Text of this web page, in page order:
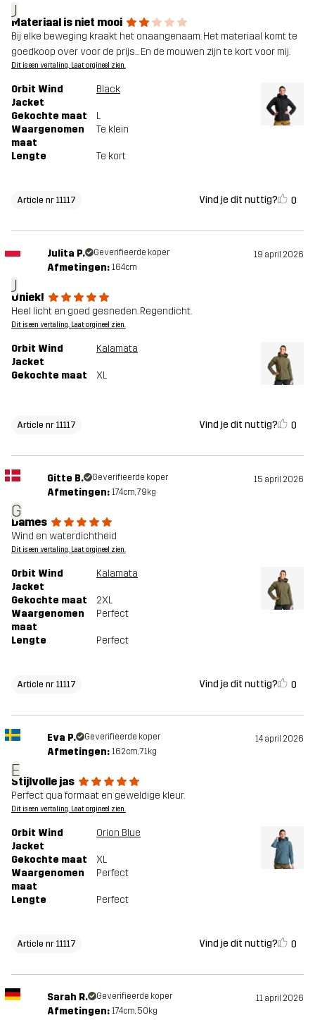
J
Materiaal is niet mooi
Bij elke beweging kraakt het onaangenaam. Het materiaal komt te
goedkoop over voor de prijs... En de mouwen zijn te kort voor mij.
Dit is een vertaling. Laat orgineel zien.
Orbit Wind
Jacket
Black
Gekochte maat
L
Waargenomen
maat
Te klein
Lengte Te kort
Article nr 11117 Vind je dit nuttig? 0
J
Julita P. Geverifieerde koper 19 april 2026
Afmetingen: 164cm
Uniek!
Heel licht en goed gesneden. Regendicht.
Dit is een vertaling. Laat orgineel zien.
Orbit Wind
Jacket
Kalamata
Gekochte maat XL
Article nr 11117 Vind je dit nuttig? 0
G
Gitte B. Geverifieerde koper 15 april 2026
Afmetingen: 174cm, 79kg
Dames
Wind en waterdichtheid
Dit is een vertaling. Laat orgineel zien.
Orbit Wind
Jacket
Kalamata
Gekochte maat
2XL
Waargenomen
maat
Perfect
Lengte Perfect
Article nr 11117 Vind je dit nuttig? 0
E
Eva P. Geverifieerde koper 14 april 2026
Afmetingen: 162cm, 71kg
Stijlvolle jas
Perfect qua formaat en geweldige kleur.
Dit is een vertaling. Laat orgineel zien.
Orbit Wind
Jacket
Orion Blue
Gekochte maat
XL
Waargenomen
maat
Perfect
Lengte Perfect
Article nr 11117 Vind je dit nuttig? 0
Sarah R. Geverifieerde koper 11 april 2026
Afmetingen: 174cm, 50kg